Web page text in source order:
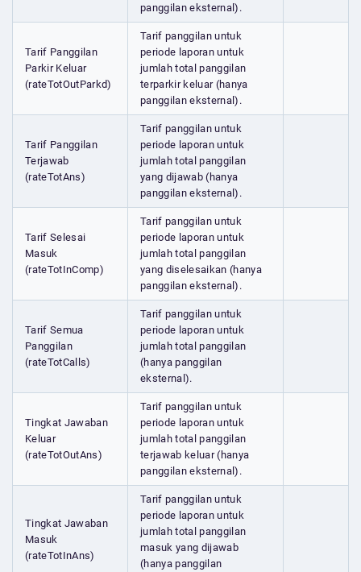
panggilan eksternal).
Tarif Panggilan
Parkir Keluar
(rateTotOutParkd)
Tarif panggilan untuk
periode laporan untuk
jumlah total panggilan
terparkir keluar (hanya
panggilan eksternal).
Tarif Panggilan
Terjawab
(rateTotAns)
Tarif panggilan untuk
periode laporan untuk
jumlah total panggilan
yang dijawab (hanya
panggilan eksternal).
Tarif Selesai
Masuk
(rateTotInComp)
Tarif panggilan untuk
periode laporan untuk
jumlah total panggilan
yang diselesaikan (hanya
panggilan eksternal).
Tarif Semua
Panggilan
(rateTotCalls)
Tarif panggilan untuk
periode laporan untuk
jumlah total panggilan
(hanya panggilan
eksternal).
Tingkat Jawaban
Keluar
(rateTotOutAns)
Tarif panggilan untuk
periode laporan untuk
jumlah total panggilan
terjawab keluar (hanya
panggilan eksternal).
Tingkat Jawaban
Masuk
(rateTotInAns)
Tarif panggilan untuk
periode laporan untuk
jumlah total panggilan
masuk yang dijawab
(hanya panggilan